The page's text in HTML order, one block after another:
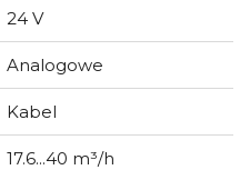
24 V
Analogowe
Kabel
17.6...40 m³/h